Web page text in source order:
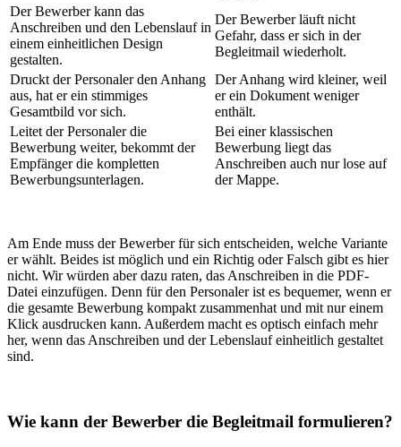
Der Bewerber kann das
Anschreiben und den Lebenslauf in
einem einheitlichen Design
gestalten.
Der Bewerber läuft nicht
Gefahr, dass er sich in der
Begleitmail wiederholt.
Druckt der Personaler den Anhang
aus, hat er ein stimmiges
Gesamtbild vor sich.
Der Anhang wird kleiner, weil
er ein Dokument weniger
enthält.
Leitet der Personaler die
Bewerbung weiter, bekommt der
Empfänger die kompletten
Bewerbungsunterlagen.
Bei einer klassischen
Bewerbung liegt das
Anschreiben auch nur lose auf
der Mappe.
Am Ende muss der Bewerber für sich entscheiden, welche Variante
er wählt. Beides ist möglich und ein Richtig oder Falsch gibt es hier
nicht. Wir würden aber dazu raten, das Anschreiben in die PDF-
Datei einzufügen. Denn für den Personaler ist es bequemer, wenn er
die gesamte Bewerbung kompakt zusammenhat und mit nur einem
Klick ausdrucken kann. Außerdem macht es optisch einfach mehr
her, wenn das Anschreiben und der Lebenslauf einheitlich gestaltet
sind.
Wie kann der Bewerber die Begleitmail formulieren?